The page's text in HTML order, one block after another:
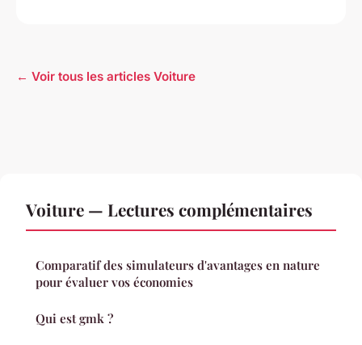
← Voir tous les articles Voiture
Voiture — Lectures complémentaires
Comparatif des simulateurs d'avantages en nature
pour évaluer vos économies
Qui est gmk ?